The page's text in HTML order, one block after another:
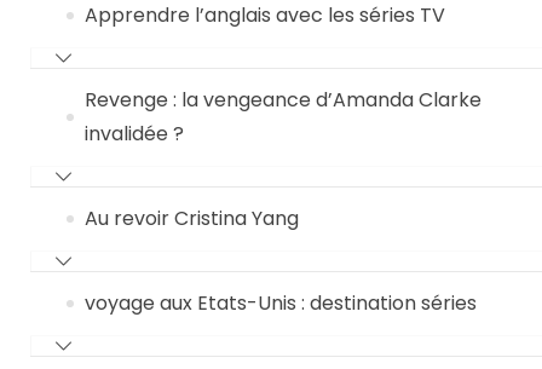
Apprendre l’anglais avec les séries TV
Revenge : la vengeance d’Amanda Clarke
invalidée ?
Au revoir Cristina Yang
voyage aux Etats-Unis : destination séries